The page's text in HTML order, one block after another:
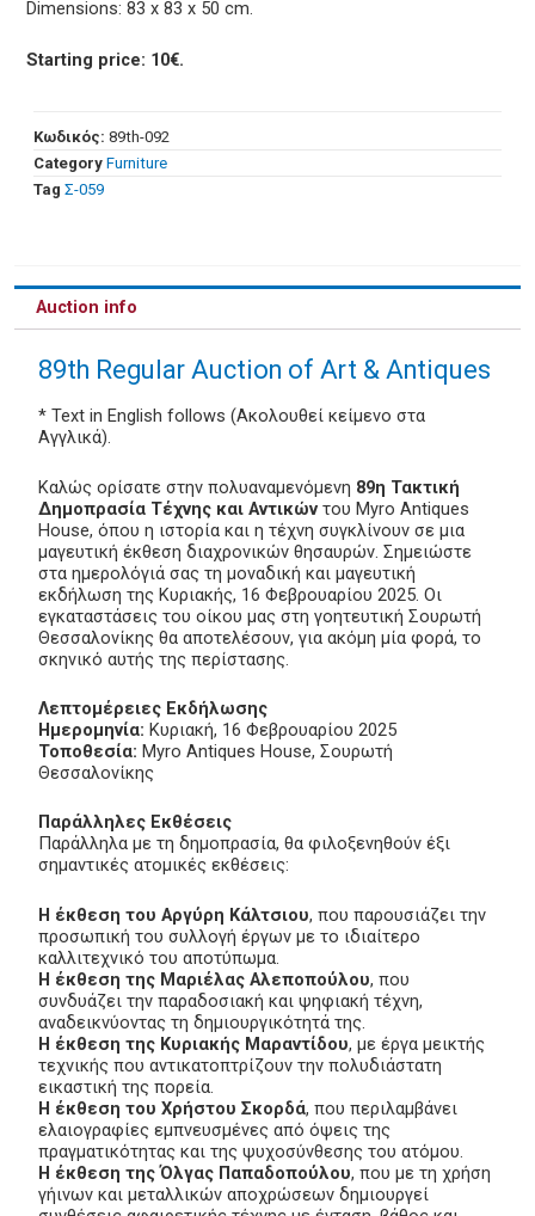
Dimensions: 83 x 83 x 50 cm.
Starting price: 10€.
Κωδικός: 89th-092
Category Furniture
Tag Σ-059
Auction info
89th Regular Auction of Art & Antiques
* Text in English follows (Ακολουθεί κείμενο στα
Αγγλικά).
Καλώς ορίσατε στην πολυαναμενόμενη 89η Τακτική
Δημοπρασία Τέχνης και Αντικών του Myro Antiques
House, όπου η ιστορία και η τέχνη συγκλίνουν σε μια
μαγευτική έκθεση διαχρονικών θησαυρών. Σημειώστε
στα ημερολόγιά σας τη μοναδική και μαγευτική
εκδήλωση της Κυριακής, 16 Φεβρουαρίου 2025. Οι
εγκαταστάσεις του οίκου μας στη γοητευτική Σουρωτή
Θεσσαλονίκης θα αποτελέσουν, για ακόμη μία φορά, το
σκηνικό αυτής της περίστασης.
Λεπτομέρειες Εκδήλωσης
Ημερομηνία: Κυριακή, 16 Φεβρουαρίου 2025
Τοποθεσία: Myro Antiques House, Σουρωτή
Θεσσαλονίκης
Παράλληλες Εκθέσεις
Παράλληλα με τη δημοπρασία, θα φιλοξενηθούν έξι
σημαντικές ατομικές εκθέσεις:
Η έκθεση του Αργύρη Κάλτσιου, που παρουσιάζει την
προσωπική του συλλογή έργων με το ιδιαίτερο
καλλιτεχνικό του αποτύπωμα.
Η έκθεση της Μαριέλας Αλεποπούλου, που
συνδυάζει την παραδοσιακή και ψηφιακή τέχνη,
αναδεικνύοντας τη δημιουργικότητά της.
Η έκθεση της Κυριακής Μαραντίδου, με έργα μεικτής
τεχνικής που αντικατοπτρίζουν την πολυδιάστατη
εικαστική της πορεία.
Η έκθεση του Χρήστου Σκορδά, που περιλαμβάνει
ελαιογραφίες εμπνευσμένες από όψεις της
πραγματικότητας και της ψυχοσύνθεσης του ατόμου.
Η έκθεση της Όλγας Παπαδοπούλου, που με τη χρήση
γήινων και μεταλλικών αποχρώσεων δημιουργεί